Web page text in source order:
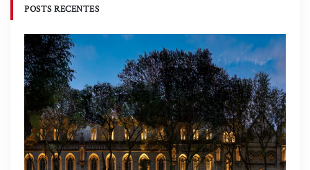
POSTS RECENTES